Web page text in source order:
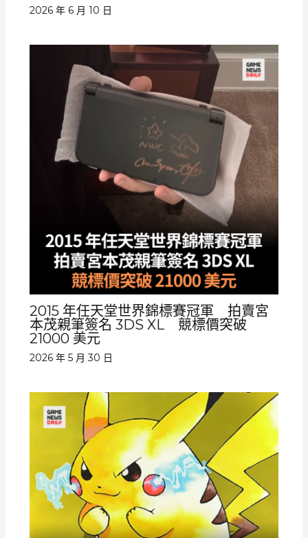
2026 年 6 月 10 日
2015 年任天堂世界錦標賽冠軍 拍賣宮
本茂親筆簽名 3DS XL 競標價突破
21000 美元
2026 年 5 月 30 日